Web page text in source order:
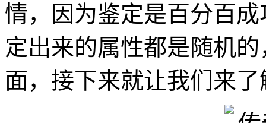
情，因为鉴定是百分百
定出来的属性都是随机
面，接下来就让我们来